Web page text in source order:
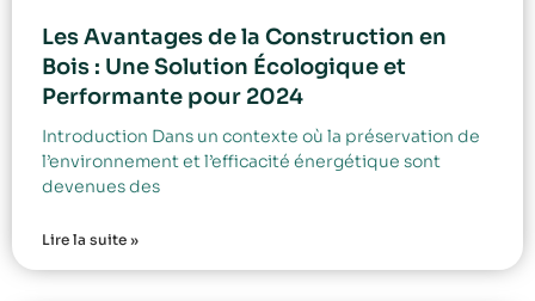
Les Avantages de la Construction en
Bois : Une Solution Écologique et
Performante pour 2024
Introduction Dans un contexte où la préservation de
l’environnement et l’efficacité énergétique sont
devenues des
Lire la suite »